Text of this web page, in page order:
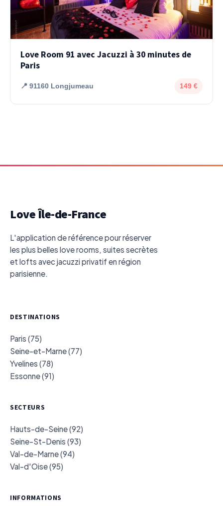
Love Room 91 avec Jacuzzi à 30 minutes de
Paris
📍 91160 Longjumeau 149 €
Love Île-de-France
L'application de référence pour réserver
les plus belles love rooms, suites secrètes
et lofts avec jacuzzi privatif en région
parisienne.
DESTINATIONS
Paris (75)
Seine-et-Marne (77)
Yvelines (78)
Essonne (91)
SECTEURS
Hauts-de-Seine (92)
Seine-St-Denis (93)
Val-de-Marne (94)
Val-d'Oise (95)
INFORMATIONS